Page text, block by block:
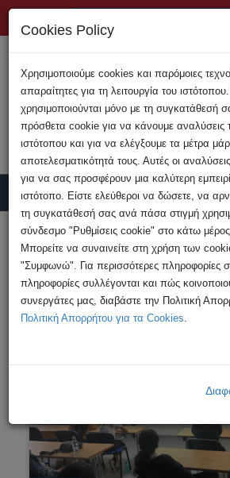
Υποβολή Καταγγελίας
HOME
Εκδηλώσεις
Φιλοξενία μαθητών Γυμνασίου
Κωνσταντινουπόλεως
Cookies Policy
Χρησιμοποιούμε cookies και παρόμοιες
απαραίτητες για τη λειτουργία του
χρησιμοποιούνται μόνο με τη συγκατάθεσή
πρόσθετα cookie για να κάνουμε αναλύσεις
ιστότοπου και για να ελέγξουμε τα μέτρα
αποτελεσματικότητά τους. Αυτές οι
για να σας προσφέρουν μια καλύτερη
ιστότοπο. Είστε ελεύθεροι να δώσετε, να
τη συγκατάθεσή σας ανά πάσα στιγμή
σύνδεσμο "Ρυθμίσεις cookie" στο κάτω
Μπορείτε να συναινείτε στη χρήση των
"Συμφωνώ". Για περισσότερες πληροφορίες
πληροφορίες συλλέγονται και πώς
συνεργάτες μας, διαβάστε την Πολιτική
Πολιτική Απορρήτου για τα Cookies.